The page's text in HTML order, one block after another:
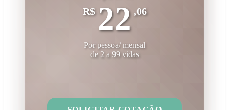
R$ 22 ,06
Por pessoa/ mensal
de 2 a 99 vidas